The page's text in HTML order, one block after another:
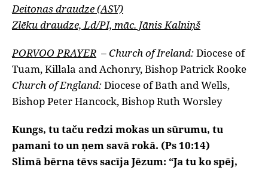
Deitonas draudze (ASV)
Zlēku draudze, Ld/PI, māc. Jānis Kalniņš
PORVOO PRAYER –Church of Ireland:Diocese of
Tuam, Killala and Achonry, Bishop Patrick Rooke
Church of England:Diocese of Bath and Wells,
Bishop Peter Hancock, Bishop Ruth Worsley
Kungs, tu taču redzi mokas un sūrumu, tu
pamani to un ņem savā rokā. (Ps 10:14)
Slimā bērna tēvs sacīja Jēzum: “Ja tu ko spēj,